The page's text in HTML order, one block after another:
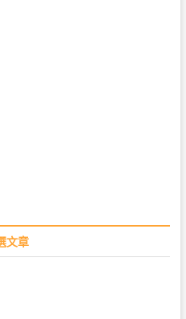
文章